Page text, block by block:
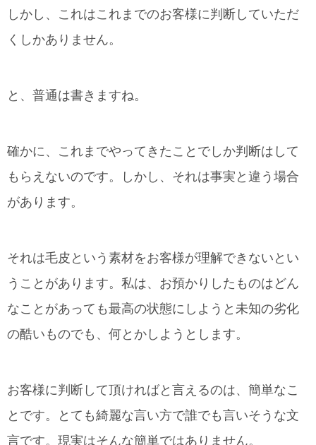
しかし、これはこれまでのお客様に判断していただ
くしかありません。
と、普通は書きますね。
確かに、これまでやってきたことでしか判断はして
もらえないのです。しかし、それは事実と違う場合
があります。
それは毛皮という素材をお客様が理解できないとい
うことがあります。私は、お預かりしたものはどん
なことがあっても最高の状態にしようと未知の劣化
の酷いものでも、何とかしようとします。
お客様に判断して頂ければと言えるのは、簡単なこ
とです。とても綺麗な言い方で誰でも言いそうな文
言です。現実はそんな簡単ではありません。